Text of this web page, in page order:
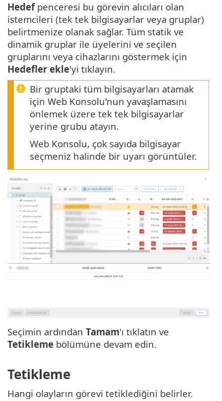
Hedefpenceresi bu görevin alıcıları olan
istemcileri (tek tek bilgisayarlar veya gruplar)
belirtmenize olanak sağlar. Tüm statik ve
dinamik gruplar ile üyelerini ve seçilen
gruplarını veya cihazlarını göstermek için
Hedefler ekle'yi tıklayın.
Bir gruptaki tüm bilgisayarları atamak
için Web Konsolu'nun yavaşlamasını
önlemek üzere tek tek bilgisayarlar
yerine grubu atayın.
Web Konsolu, çok sayıda bilgisayar
seçmeniz halinde bir uyarı görüntüler.
Seçimin ardından Tamam'ı tıklatın ve
Tetikleme bölümüne devam edin.
Tetikleme
Hangi olayların görevi tetiklediğini belirler.